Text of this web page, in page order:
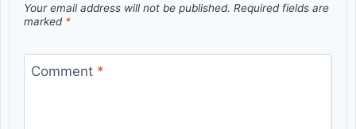
Your email address will not be published. Required fields are
marked *
Comment *